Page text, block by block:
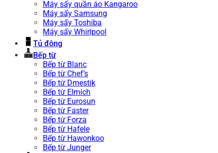
Máy sấy quần áo Kangaroo
Máy sấy Samsung
Máy sấy Toshiba
Máy sấy Whirlpool
Tủ đông
Bếp từ
Bếp từ Blanc
Bếp từ Chef’s
Bếp từ Dmestik
Bếp từ Elmich
Bếp từ Eurosun
Bếp từ Faster
Bếp từ Forza
Bếp từ Hafele
Bếp từ Hawonkoo
Bếp từ Junger